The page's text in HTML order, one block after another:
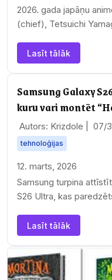
2026. gada japāņu
(chief), Tetsuichi
Lasīt tālāk
Samsung Galaxy
kuru vari montēt
Autors: Krizdole | 07/
tehnoloģijas
12. marts, 2026
Samsung turpina
S26 Ultra, kas
Lasīt tālāk